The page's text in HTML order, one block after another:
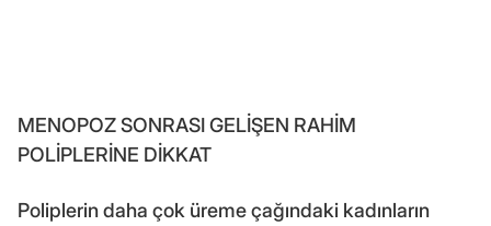
MENOPOZ SONRASI GELİŞEN RAHİM
POLİPLERİNE DİKKAT
Poliplerin daha çok üreme çağındaki kadınların